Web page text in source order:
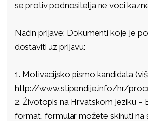
se protiv podnositelja ne vodi
Način prijave: Dokumenti koje je
dostaviti uz prijavu:
1. Motivacijsko pismo kandidata
http://www.stipendije.info/hr/
2. Životopis na Hrvatskom jeziku –
format, formular možete skinuti na